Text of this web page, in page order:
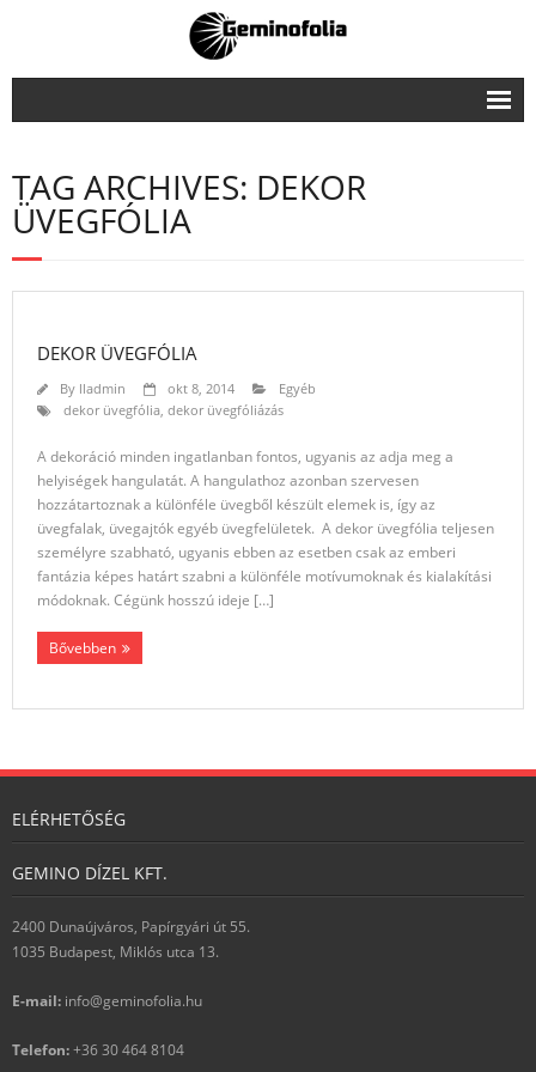
Ablakfóliázás
- Antigraffiti fólia
- UV védő ablakfólia
Biztonsági fóliázás
- Avantgarde autófólia
- Comfort autófólia
- Esprit autófólia
- Specials autófólia
Rólunk
Kapcsolat
TAG ARCHIVES: DEKOR
ÜVEGFÓLIA
DEKOR ÜVEGFÓLIA
By lladmin okt 8, 2014
Egyéb
dekor üvegfólia dekor üvegfóliázás
A dekoráció minden ingatlanban fontos, ugyanis az adja meg a
helyiségek hangulatát. A hangulathoz azonban szervesen
hozzátartoznak a különféle üvegből készült elemek is, így az
üvegfalak, üvegajtók egyéb üvegfelületek. A dekor üvegfólia teljesen
személyre szabható, ugyanis ebben az esetben csak az emberi
fantázia képes határt szabni a különféle motívumoknak és kialakítási
módoknak. Cégünk hosszú ideje […]
Bővebben
ELÉRHETŐSÉG
GEMINO DÍZEL KFT.
2400 Dunaújváros, Papírgyári út 55.
1035 Budapest, Miklós utca 13.
E-mail: info@geminofolia.hu
Telefon:+36 30 464 8104